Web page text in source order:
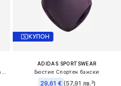
КУПОН
ADIDAS SPORTSWEAR
Бюстие Спортен бански
29,61 € (57,91 лв.³)